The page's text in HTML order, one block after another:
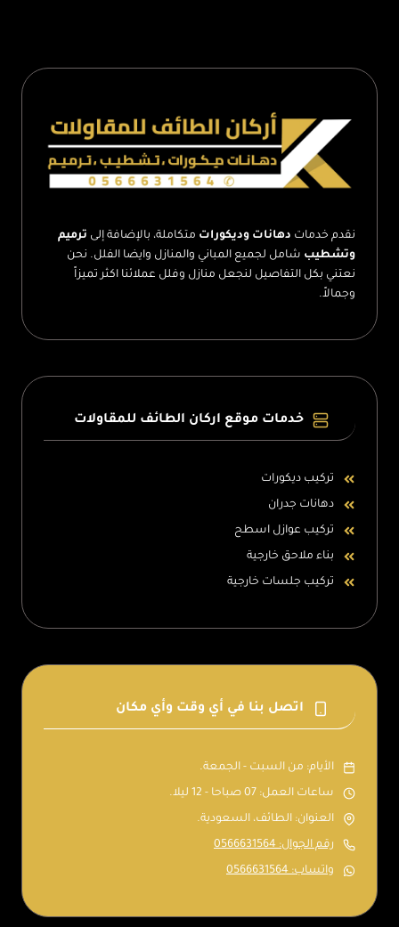
نقدم خدمات دهانات وديكورات متكاملة، بالإضافة إلى ترميم
وتشطيب شامل لجميع المباني والمنازل وايضا الفلل. نحن
نعتني بكل التفاصيل لنجعل منازل وفلل عملائنا اكثر تميزاً
وجمالاً.
خدمات موقع اركان الطائف للمقاولات
تركيب ديكورات
دهانات جدران
تركيب عوازل اسطح
بناء ملاحق خارجية
تركيب جلسات خارجية
اتصل بنا في أي وقت وأي مكان
الأيام: من السبت - الجمعة.
ساعات العمل: 07 صباحا - 12 ليلا.
العنوان: الطائف، السعودية.
رقم الجوال: 0566631564
واتساب: 0566631564